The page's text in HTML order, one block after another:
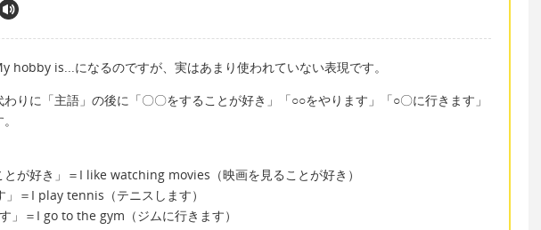
hobby is...になるのですが、実はあまり使われていない表現です。
りに「主語」の後に「〇〇をすることが好き」「○○をやります」「○〇に行きます」
とが好き」＝I like watching movies（映画を見ることが好き）
」＝I play tennis（テニスします）
」＝I go to the gym（ジムに行きます）